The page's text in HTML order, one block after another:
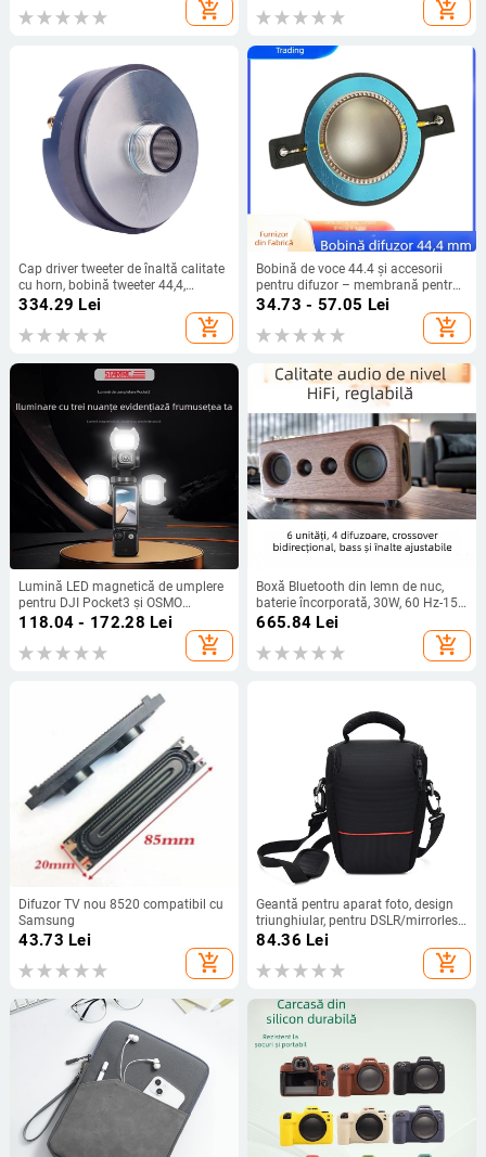
add_shopping_cart
personalizare
add_shopping_cart
Cap driver tweeter de înaltă calitate
cu horn, bobină tweeter 44,4,
difuzor profesionist pentru scenă
334.29 Lei
add_shopping_cart
Bobină de voce 44.4 și accesorii
pentru difuzor – membrană pentru
înalte frecvențe, corn, tweeter și
34.73 - 57.05 Lei
add_shopping_cart
Lumină LED magnetică de umplere
pentru DJI Pocket3 și OSMO
Pocket2 — atașare magnetică,
iluminare compactă pentru vlog
118.04 - 172.28 Lei
add_shopping_cart
Boxă Bluetooth din lemn de nuc,
baterie încorporată, 30W, 60 Hz-15
kHz, BT 5.1
665.84 Lei
add_shopping_cart
Difuzor TV nou 8520 compatibil cu
Samsung
43.73 Lei
add_shopping_cart
Geantă pentru aparat foto, design
triunghiular, pentru DSLR/mirrorless
— Nailon; Respirabilă,
Impermeabilă, Rezistentă la uzură,
Anti-furt; Model BYK-1683; Sistem
84.36 Lei
add_shopping_cart